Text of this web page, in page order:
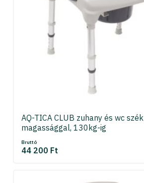
AQ-TICA CLUB zuhany és wc
magassággal, 130kg-ig
Bruttó
44 200 Ft